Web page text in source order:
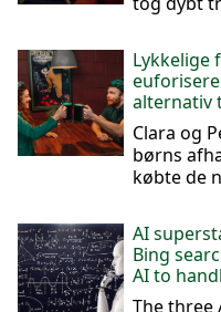
Lykkelige
alternativ
Clara og
børns
købte de
AI
Bing
AI to
The three